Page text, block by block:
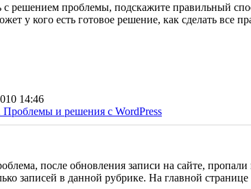
решением проблемы, подскажите правильный
у кого есть готовое решение, как сделать все
14:46
Проблемы и решения с WordPress
после обновления записи на сайте,
записей в данной рубрике. На главной